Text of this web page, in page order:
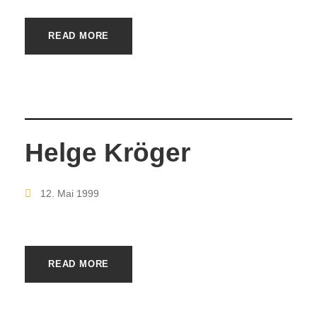
READ MORE
Helge Kröger
12. Mai 1999
READ MORE